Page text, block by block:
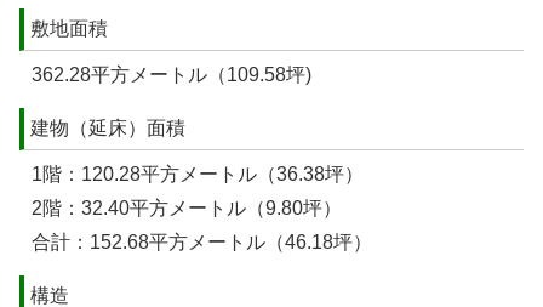
敷地面積
362.28平方メートル（109.58坪)
建物（延床）面積
1階：120.28平方メートル（36.38坪）
2階：32.40平方メートル（9.80坪）
合計：152.68平方メートル（46.18坪）
構造